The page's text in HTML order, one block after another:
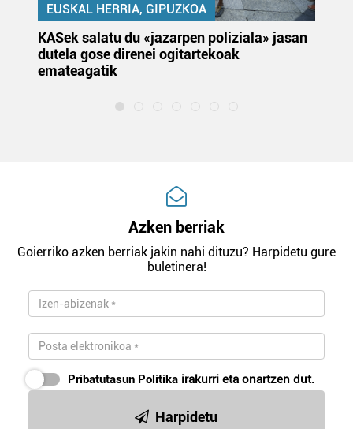
EUSKAL HERRIA, GIPUZKOA
KASek salatu du «jazarpen poliziala» jasan
dutela gose direnei ogitartekoak
emateagatik
Azken berriak
Goierriko azken berriak jakin nahi dituzu? Harpidetu gure
buletinera!
Pribatutasun Politika irakurri eta onartzen dut.
Harpidetu